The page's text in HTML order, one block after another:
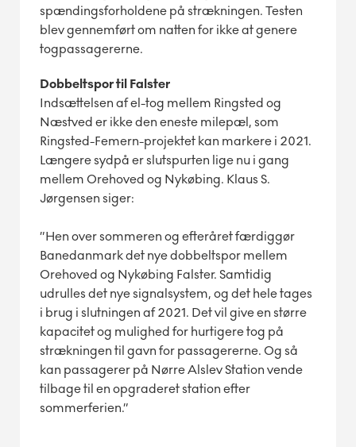
spændingsforholdene på strækningen. Testen
blev gennemført om natten for ikke at genere
togpassagererne.
Dobbeltspor til Falster
Indsættelsen af el-tog mellem Ringsted og
Næstved er ikke den eneste milepæl, som
Ringsted-Femern-projektet kan markere i 2021.
Længere sydpå er slutspurten lige nu i gang
mellem Orehoved og Nykøbing. Klaus S.
Jørgensen siger:
”Hen over sommeren og efteråret færdiggør
Banedanmark det nye dobbeltspor mellem
Orehoved og Nykøbing Falster. Samtidig
udrulles det nye signalsystem, og det hele tages
i brug i slutningen af 2021. Det vil give en større
kapacitet og mulighed for hurtigere tog på
strækningen til gavn for passagererne. Og så
kan passagerer på Nørre Alslev Station vende
tilbage til en opgraderet station efter
sommerferien.”